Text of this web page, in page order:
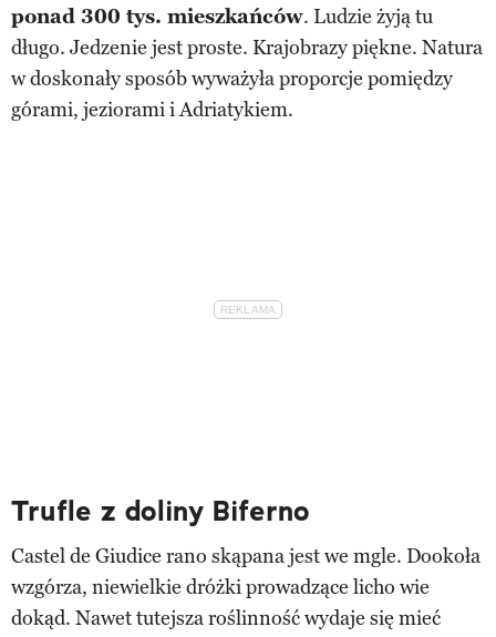
ponad 300 tys. mieszkańców. Ludzie żyją tu
długo. Jedzenie jest proste. Krajobrazy piękne. Natura
w doskonały sposób wyważyła proporcje pomiędzy
górami, jeziorami i Adriatykiem.
Trufle z doliny Biferno
Castel de Giudice rano skąpana jest we mgle. Dookoła
wzgórza, niewielkie dróżki prowadzące licho wie
dokąd. Nawet tutejsza roślinność wydaje się mieć